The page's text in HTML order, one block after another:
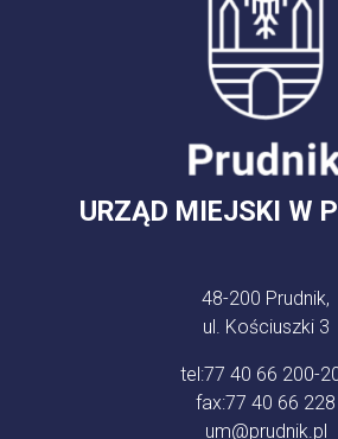
URZĄD MIEJSKI W
48-200 Prudnik,
ul. Kościuszki 3
tel:77 40 66 200-
fax:77 40 66 228
um@prudnik.pl